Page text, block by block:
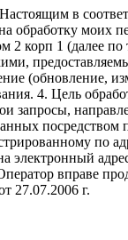
в
обработку
2 корп 1 (далее
(обновление,
4. Цель
запросы,
по
электронный
вправе
27.07.2006 г.